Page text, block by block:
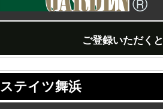
ご登録いただくと
ステイツ舞浜